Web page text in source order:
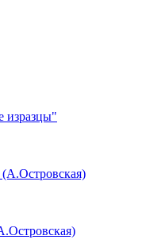
изразцы"